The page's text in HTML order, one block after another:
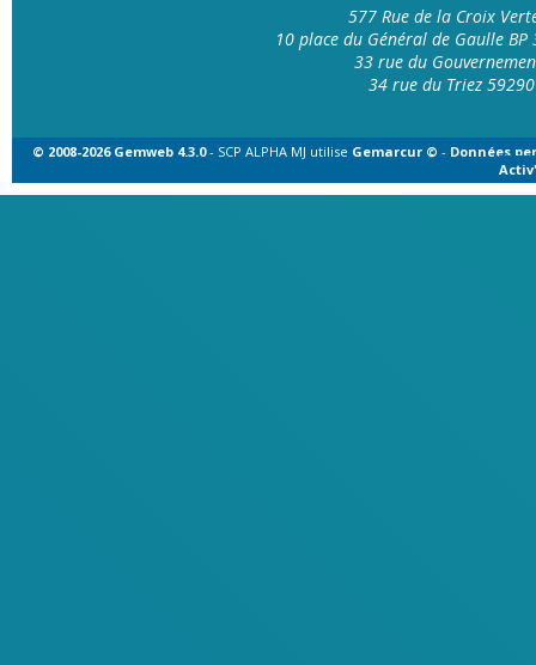
577 Rue de la Croix
10 place du Général de Gaulle BP
33 rue du
34 rue du Triez 59290
© 2008-2026 Gemweb 4.3.0- SCP ALPHA MJ utilise Gemarcur © - Données